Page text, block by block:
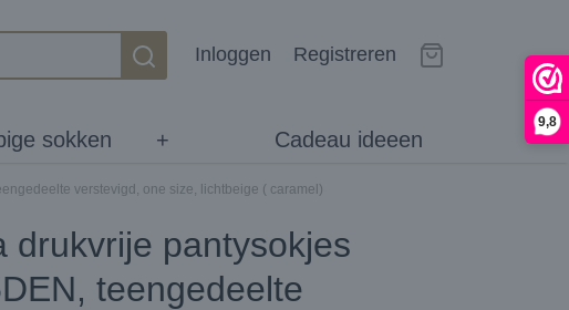
9,8
Inloggen Registreren
Cadeau ideeen
sokken +
verstevigd, one size, lichtbeige ( caramel)
drukvrije pantysokjes
teengedeelte